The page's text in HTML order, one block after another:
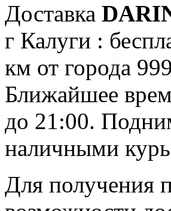
Доставка
г Калуги :
км от города
Ближайшее
до 21:00.
наличными
Для получения